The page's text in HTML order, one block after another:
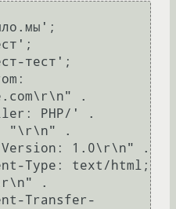
тест';
.
. "\r\n" .
.